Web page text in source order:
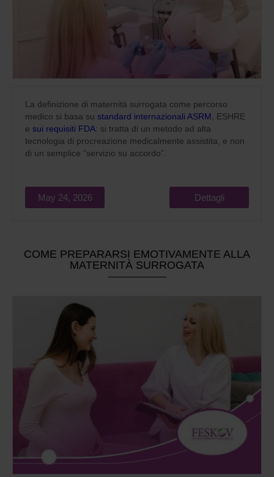
La definizione di maternità surrogata come percorso
medico si basa su standard internazionali ASRM, ESHRE
e sui requisiti FDA: si tratta di un metodo ad alta
tecnologia di procreazione medicalmente assistita, e non
di un semplice “servizio su accordo”.
May 24, 2026 Dettagli
COME PREPARARSI EMOTIVAMENTE ALLA
MATERNITÀ SURROGATA